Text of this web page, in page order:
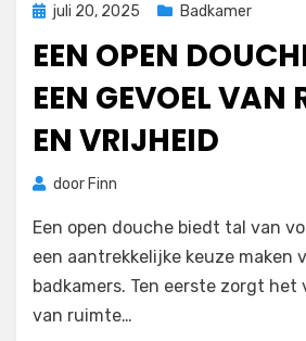
Geplaatst
juli 20, 2025 Badkamer
EEN OPEN
EEN GEVOEL VAN
EN VRIJHEID
door Finn
Een open douche biedt tal van
een aantrekkelijke keuze maken
badkamers. Ten eerste zorgt het
van ruimte…